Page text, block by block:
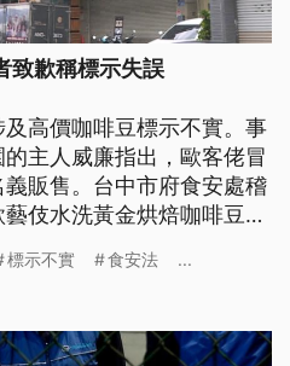
致歉稱標示失誤
高價咖啡豆標示不實。事
主人威廉指出，歐客佬冒
販售。台中市府食安處稽
伎水洗黃金烘焙咖啡豆，
案偵辦。業者今（19）日
標示不實 食安法 ...